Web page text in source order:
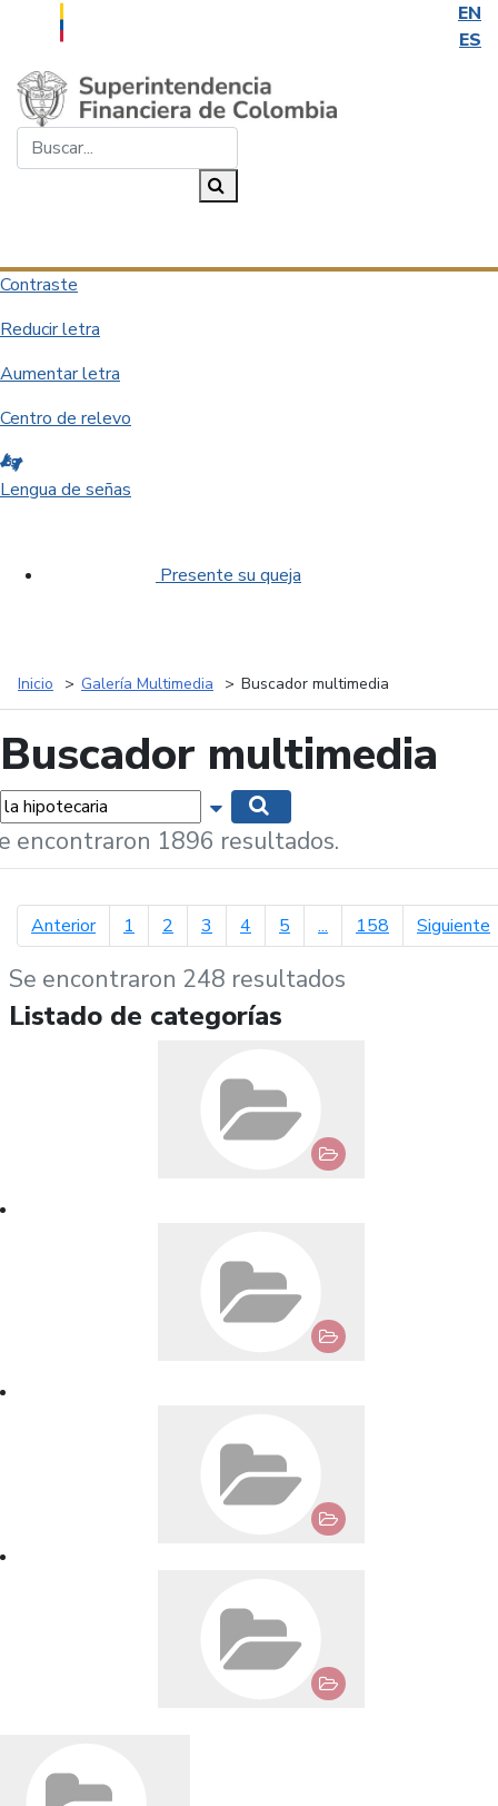
EN
ES
Saltar al contenido principal
Contraste
Reducir letra
Aumentar letra
Centro de relevo
Lengua de señas
Presente su queja
Inicio Galería Multimedia Buscador multimedia
Buscador multimedia
Mostrar opciones de búsqueda
encontraron 1896 resultados.
Anteriorpágina anterior
1 2 3 4 5 ... 158 Siguiente
Se encontraron 248 resultados
Listado de categorías